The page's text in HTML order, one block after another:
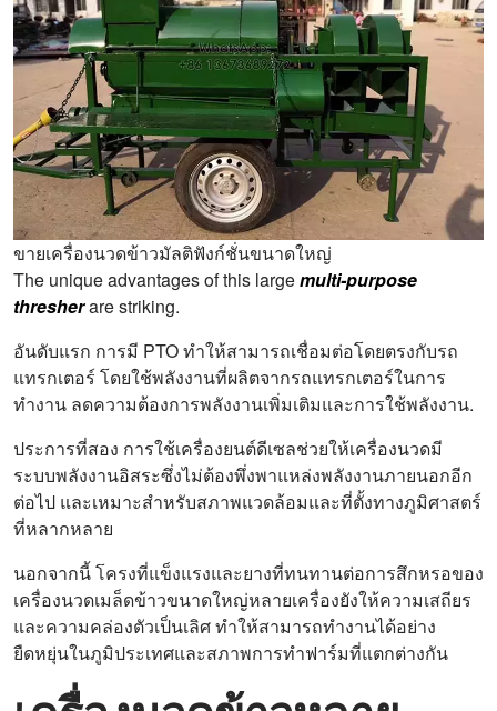
ขายเครื่องนวดข้าวมัลติฟังก์ชั่นขนาดใหญ่
The unique advantages of this largemulti-purpose
thresherare striking.
อันดับแรก การมี PTO ทำให้สามารถเชื่อมต่อโดยตรงกับรถ
แทรกเตอร์ โดยใช้พลังงานที่ผลิตจากรถแทรกเตอร์ในการ
ทำงาน ลดความต้องการพลังงานเพิ่มเติมและการใช้พลังงาน.
ประการที่สอง การใช้เครื่องยนต์ดีเซลช่วยให้เครื่องนวดมี
ระบบพลังงานอิสระซึ่งไม่ต้องพึ่งพาแหล่งพลังงานภายนอกอีก
ต่อไป และเหมาะสำหรับสภาพแวดล้อมและที่ตั้งทางภูมิศาสตร์
ที่หลากหลาย
นอกจากนี้ โครงที่แข็งแรงและยางที่ทนทานต่อการสึกหรอของ
เครื่องนวดเมล็ดข้าวขนาดใหญ่หลายเครื่องยังให้ความเสถียร
และความคล่องตัวเป็นเลิศ ทำให้สามารถทำงานได้อย่าง
ยืดหยุ่นในภูมิประเทศและสภาพการทำฟาร์มที่แตกต่างกัน